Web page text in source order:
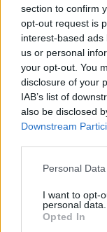
section to confirm
opt-out request is
interest-based
us or personal
your opt-out. You
disclosure of your
IAB’s list of
also be disclosed
Downstream
Please note that
not limited to your
grant or deny
use your data for
Personal
I want to opt-
personal data.
Opted In
Puoi
cliccando
Sei già
Puoi
sezione
TEMI: Golfo
Notizie Golfo